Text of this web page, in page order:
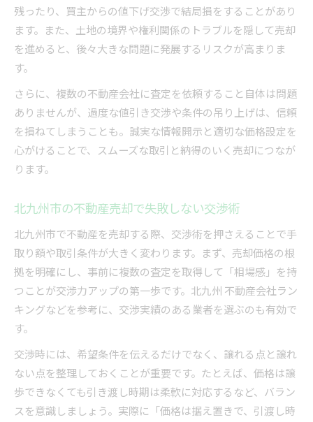
残ったり、買主からの値下げ交渉で結局損をすることがあり
ます。また、土地の境界や権利関係のトラブルを隠して売却
を進めると、後々大きな問題に発展するリスクが高まりま
す。
さらに、複数の不動産会社に査定を依頼すること自体は問題
ありませんが、過度な値引き交渉や条件の吊り上げは、信頼
を損ねてしまうことも。誠実な情報開示と適切な価格設定を
心がけることで、スムーズな取引と納得のいく売却につなが
ります。
北九州市の不動産売却で失敗しない交渉術
北九州市で不動産を売却する際、交渉術を押さえることで手
取り額や取引条件が大きく変わります。まず、売却価格の根
拠を明確にし、事前に複数の査定を取得して「相場感」を持
つことが交渉力アップの第一歩です。北九州 不動産会社ラン
キングなどを参考に、交渉実績のある業者を選ぶのも有効で
す。
交渉時には、希望条件を伝えるだけでなく、譲れる点と譲れ
ない点を整理しておくことが重要です。たとえば、価格は譲
歩できなくても引き渡し時期は柔軟に対応するなど、バラン
スを意識しましょう。実際に「価格は据え置きで、引渡し時